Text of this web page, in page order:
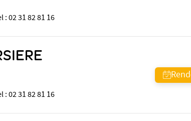
:02 31 82 81 16
:02 31 82 81 16